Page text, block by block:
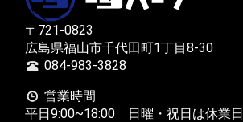
〒721-0823
広島県福山市千代田町1丁目8-30
084-983-3828
営業時間
平日9:00~18:00 日曜・祝日は休業日